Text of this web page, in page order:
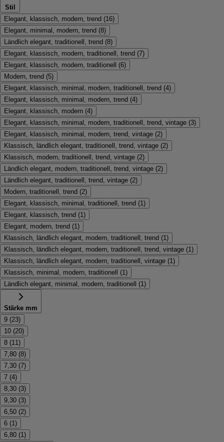
Stil
Elegant, klassisch, modern, trend (16)
Elegant, minimal, modern, trend (8)
Ländlich elegant, traditionell, trend (8)
Elegant, klassisch, modern, traditionell, trend (7)
Elegant, klassisch, modern, traditionell
(6)
Modern, trend (5)
Elegant, klassisch, minimal, modern, traditionell, trend (4)
Elegant, klassisch, minimal, modern, trend (4)
Elegant, klassisch, modern (4)
Elegant, klassisch, minimal, modern, traditionell, trend, vintage (3)
Elegant, klassisch, minimal, modern, trend, vintage (2)
Klassisch, ländlich elegant, traditionell, trend, vintage (2)
Klassisch, modern, traditionell, trend, vintage (2)
Ländlich elegant, modern, traditionell, trend, vintage (2)
Ländlich elegant, traditionell, trend, vintage (2)
Modern, traditionell, trend (2)
Elegant, klassisch, minimal, traditionell, trend (1)
Elegant, klassisch, trend (1)
Elegant, modern, trend (1)
Klassisch, ländlich elegant, modern, traditionell, trend (1)
Klassisch, ländlich elegant, modern, traditionell, trend, vintage (1)
Klassisch, ländlich elegant, modern, traditionell, vintage (1)
Klassisch, minimal, modern, traditionell
(1)
Ländlich elegant, minimal, modern, traditionell
(1)
Stärke mm
9 (23)
10 (20)
8 (11)
7,80 (8)
7,30 (7)
7 (4)
8,30 (3)
9,30 (3)
6,50 (2)
6 (1)
6,80 (1)